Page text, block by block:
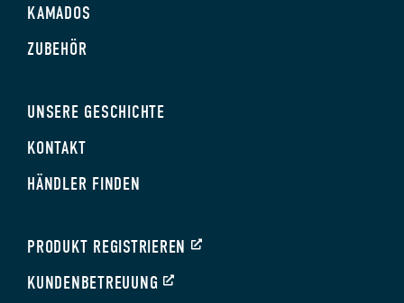
KAMADOS
ZUBEHÖR
UNSERE GESCHICHTE
KONTAKT
HÄNDLER FINDEN
PRODUKT REGISTRIEREN
KUNDENBETREUUNG